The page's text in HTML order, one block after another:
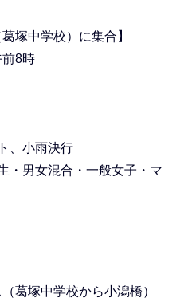
塚中学校）に集合】
8時
、小雨決行
・男女混合・一般女子・マ
葛塚中学校から小潟橋）